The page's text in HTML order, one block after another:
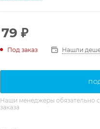
79 ₽
Под заказ Нашли
Наши менеджеры обязательно
заказа